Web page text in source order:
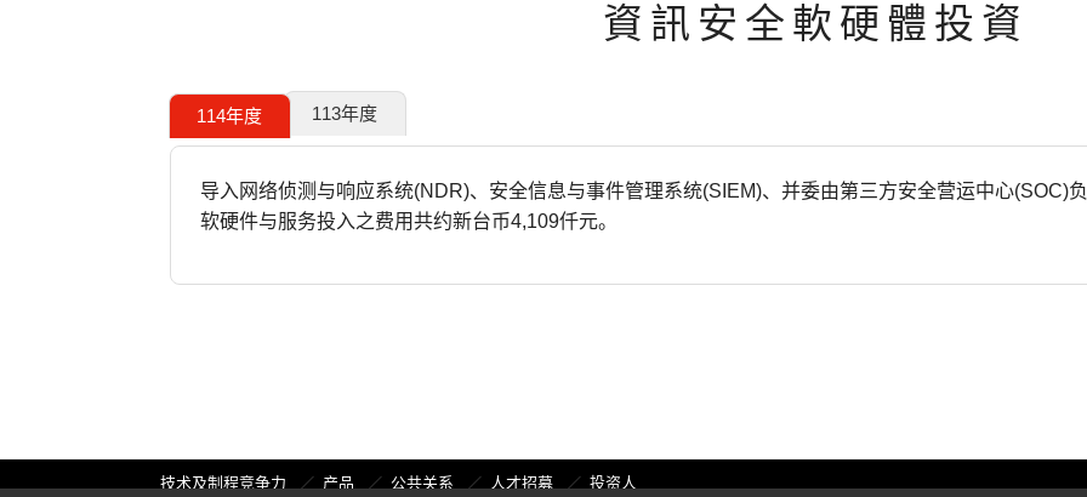
資訊安全軟硬體投資
114年度
导入网络侦测与响应系统(NDR)、安全信息与事件管理系统(SIEM)、并委由第三方安全营运中心(SOC)
软硬件与服务投入之费用共约新台币4,109仟元。
113年度
技术及制程竞争力 产品 公共关系 人才招募 投资人